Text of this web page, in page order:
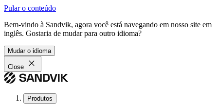
Pular o conteúdo
Bem-vindo à Sandvik, agora você está navegando em nosso site em
inglês. Gostaria de mudar para outro idioma?
Mudar o idioma
Close
Produtos